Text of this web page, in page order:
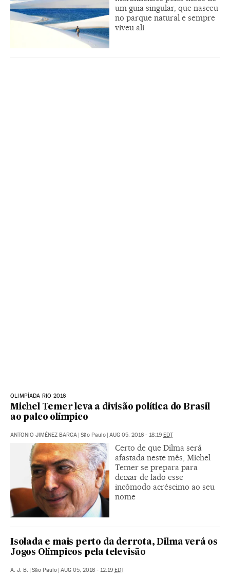
um guia singular, que nasceu
no parque natural e sempre
viveu ali
OLIMPÍADA RIO 2016
Michel Temer leva a divisão política do Brasil
ao palco olímpico
ANTONIO JIMÉNEZ BARCA | São Paulo | AUG 05, 2016 - 18:19 EDT
Certo de que Dilma será
afastada neste mês, Michel
Temer se prepara para
deixar de lado esse
incômodo acréscimo ao seu
nome
Isolada e mais perto da derrota, Dilma verá os
Jogos Olímpicos pela televisão
A. J. B. | São Paulo | AUG 05, 2016 - 12:19 EDT